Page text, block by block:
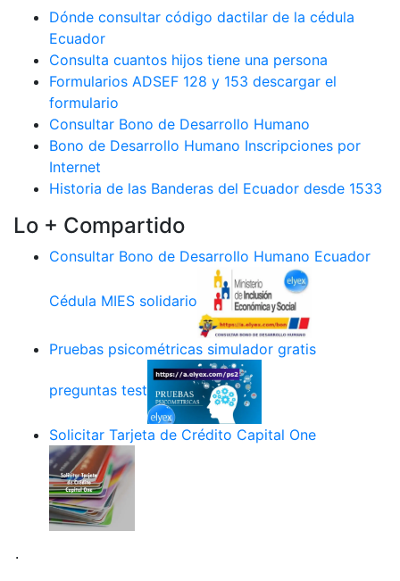
Dónde consultar código dactilar de la cédula
Ecuador
Consulta cuantos hijos tiene una persona
Formularios ADSEF 128 y 153 descargar el
formulario
Consultar Bono de Desarrollo Humano
Bono de Desarrollo Humano Inscripciones por
Internet
Historia de las Banderas del Ecuador desde 1533
Lo + Compartido
Consultar Bono de Desarrollo Humano Ecuador
Cédula MIES solidario
Pruebas psicométricas simulador gratis
preguntas test
Solicitar Tarjeta de Crédito Capital One
.